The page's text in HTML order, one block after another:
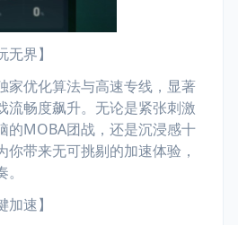
界】
优化算法与高速专线，显著
流畅度飙升。无论是紧张刺激
的MOBA团战，还是沉浸感十
你带来无可挑剔的加速体验，
速】